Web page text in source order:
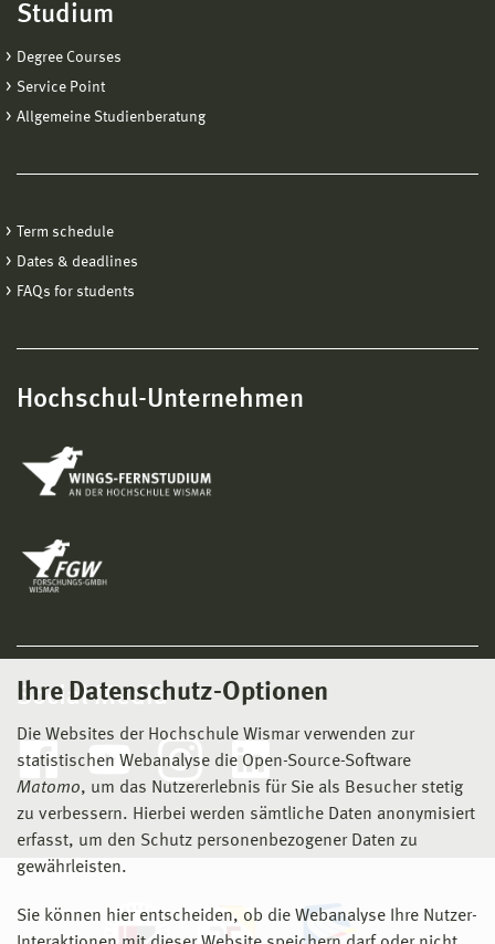
Ihre Datenschutz-Optionen
Die Websites der Hochschule Wismar verwenden zur
statistischen Webanalyse die Open-Source-Software
Matomo, um das Nutzererlebnis für Sie als Besucher stetig
zu verbessern. Hierbei werden sämtliche Daten anonymisiert
erfasst, um den Schutz personenbezogener Daten zu
gewährleisten.
Sie können hier entscheiden, ob die Webanalyse Ihre Nutzer-
Studium
Degree Courses
Service Point
Allgemeine Studienberatung
Term schedule
Dates & deadlines
FAQs for students
Hochschul-Unternehmen
Social Media